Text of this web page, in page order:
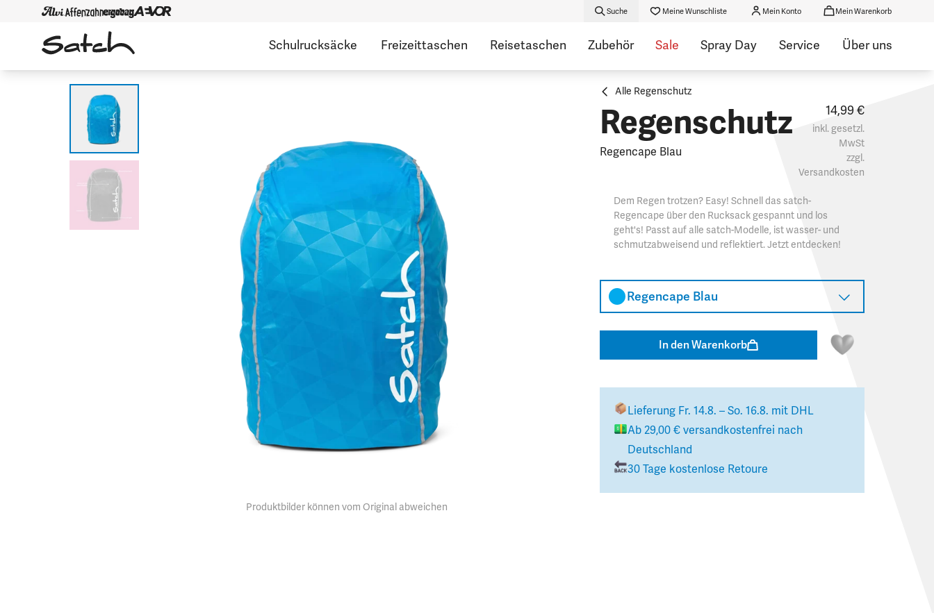
Suche Meine Wunschliste Mein Konto Mein Warenkorb
Schulrucksäcke Freizeittaschen Reisetaschen Zubehör Sale Spray Day Service Über uns
Produktbilder können vom Original abweichen
Alle Regenschutz
Regenschutz
Regencape Blau
14,99 €
inkl. gesetzl.
MwSt
zzgl.
Versandkosten
Dem Regen trotzen? Easy! Schnell das satch-
Regencape über den Rucksack gespannt und los
geht's! Passt auf alle satch-Modelle, ist wasser- und
schmutzabweisend und reflektiert. Jetzt entdecken!
Regencape Blau
In den Warenkorb
Lieferung Fr. 14.8. – So. 16.8. mit DHL
Ab 29,00 €versandkostenfrei nach
Deutschland
30 Tage kostenlose Retoure